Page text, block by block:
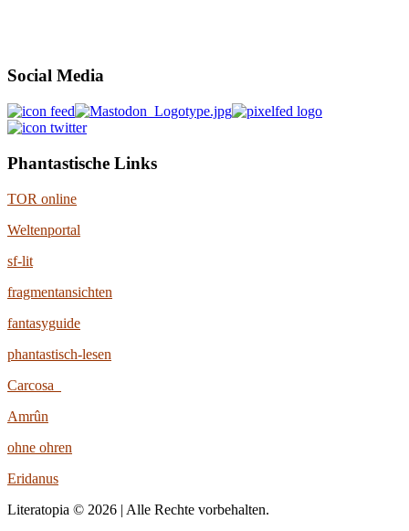
Social Media
Phantastische Links
TOR online
Weltenportal
sf-lit
fragmentansichten
fantasyguide
phantastisch-lesen
Carcosa
Amrûn
ohne ohren
Eridanus
Literatopia © 2026 | Alle Rechte vorbehalten.